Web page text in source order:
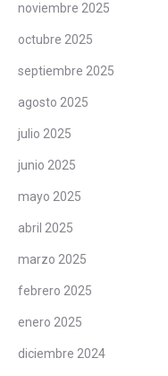
noviembre 2025
octubre 2025
septiembre 2025
agosto 2025
julio 2025
junio 2025
mayo 2025
abril 2025
marzo 2025
febrero 2025
enero 2025
diciembre 2024